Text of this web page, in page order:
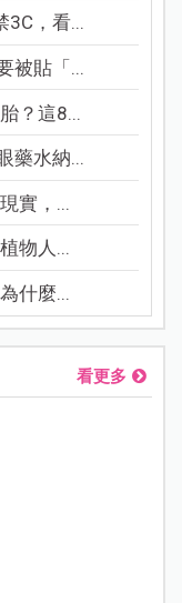
3C，看...
被貼「...
？這8...
藥水納...
實，...
物人...
什麼...
看更多